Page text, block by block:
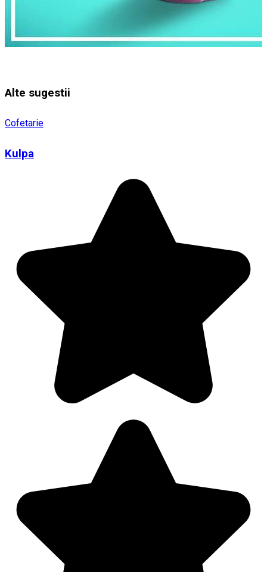
Alte sugestii
Cofetarie
Kulpa